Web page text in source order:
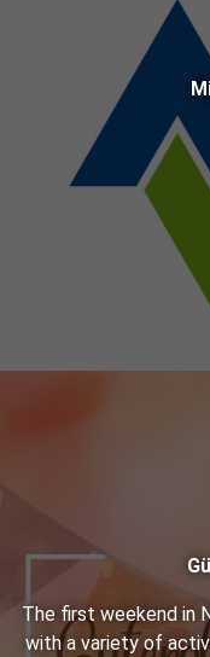
The first week­end in
with a va­ri­ety of